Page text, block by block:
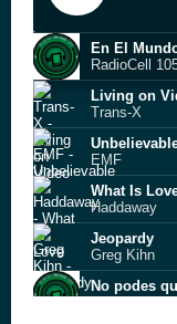
En El
RadioCell
Living on
Trans-X
EMF
What Is
Haddaway
Jeopardy
Greg Kihn